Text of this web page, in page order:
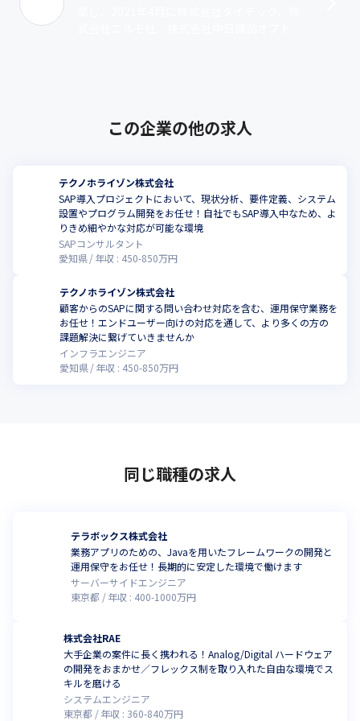
この企業の他の求人
テクノホライゾン株式会社
SAP導入プロジェクトにおいて、現状分析、要件定義、システム
設置やプログラム開発をお任せ！自社でもSAP導入中なため、よ
りきめ細やかな対応が可能な環境
SAPコンサルタント
愛知県
年収 : 450-850万円
テクノホライゾン株式会社
顧客からのSAPに関する問い合わせ対応を含む、運用保守業務を
お任せ！エンドユーザー向けの対応を通して、より多くの方の
課題解決に繋げていきませんか
インフラエンジニア
愛知県
年収 : 450-850万円
同じ職種の求人
テラボックス株式会社
業務アプリのための、Javaを用いたフレームワークの開発と
運用保守をお任せ！長期的に安定した環境で働けます
サーバーサイドエンジニア
東京都
年収 : 400-1000万円
株式会社RAE
大手企業の案件に長く携われる！Analog/Digital ハードウェア
の開発をおまかせ／フレックス制を取り入れた自由な環境でス
キルを磨ける
システムエンジニア
東京都
年収 : 360-840万円